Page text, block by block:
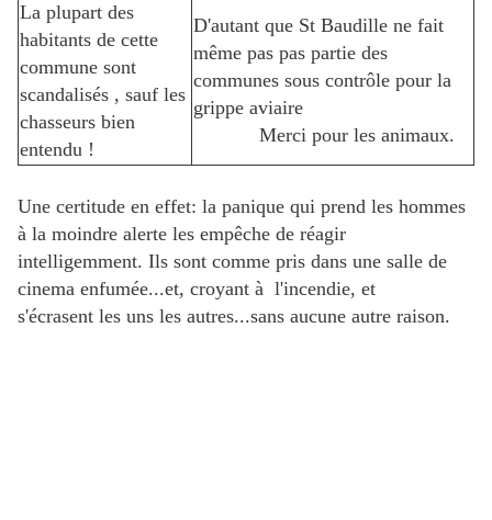
La plupart des
habitants de cette
commune sont
scandalisés , sauf les
chasseurs bien
entendu !
D'autant que St Baudille ne fait
même pas pas partie des
communes sous contrôle pour la
grippe aviaire
Merci pour les animaux.
Une certitude en effet: la panique qui prend les hommes
à la moindre alerte les empêche de réagir
intelligemment. Ils sont comme pris dans une salle de
cinema enfumée...et, croyant à l'incendie, et
s'écrasent les uns les autres...sans aucune autre raison.